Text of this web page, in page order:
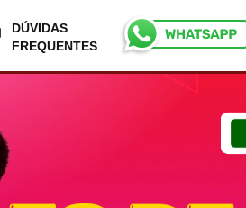
DÚVIDAS
FREQUENTES